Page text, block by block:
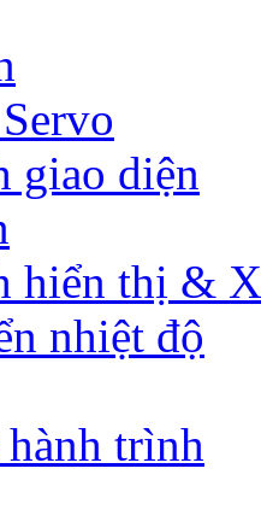
giao diện
hiển thị &
nhiệt độ
trình